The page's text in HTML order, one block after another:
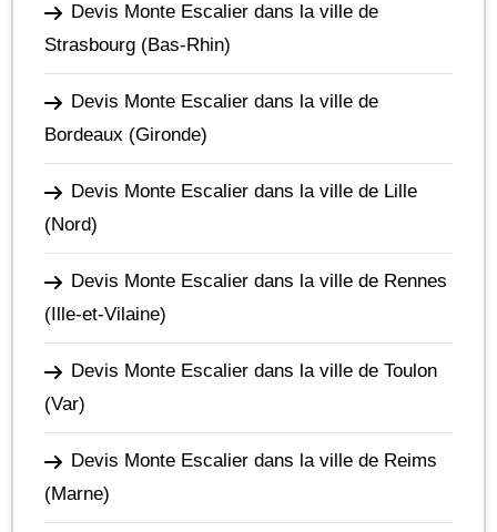
Devis Monte Escalier dans la ville de
Strasbourg (Bas-Rhin)
Devis Monte Escalier dans la ville de
Bordeaux (Gironde)
Devis Monte Escalier dans la ville de Lille
(Nord)
Devis Monte Escalier dans la ville de Rennes
(Ille-et-Vilaine)
Devis Monte Escalier dans la ville de Toulon
(Var)
Devis Monte Escalier dans la ville de Reims
(Marne)